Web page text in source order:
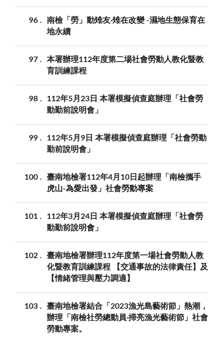
96
南檢「勞」動雉友‧雉在改變 -濕地生態保育在
地永續
97
本署辦理112年度第二場社會勞動人教化暨教
育訓練課程
98
112年5月23日 本署模擬偵查庭辦理「社會勞
動勤前說明會」
99
112年5月9日 本署模擬偵查庭辦理「社會勞動
勤前說明會」
100
臺南地檢署112年4月10日起辦理「南檢攜手
虎山-為愛出發」社會勞動專案
101
112年3月24日 本署模擬偵查庭辦理「社會勞
動勤前說明會」
102
臺南地檢署辦理112年度第一場社會勞動人教
化暨教育訓練課程 【交通事故的法律責任】及
【情緒管理與壓力調適】
103
臺南地檢署結合「2023漁光島藝術節」熱潮，
辦理「南檢社勞總動員‧掃亮漁光藝術節」社會
勞動專案。